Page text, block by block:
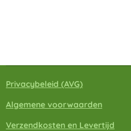
Privacybeleid (AVG)
Algemene voorwaarden
Verzendkosten en Levertijd